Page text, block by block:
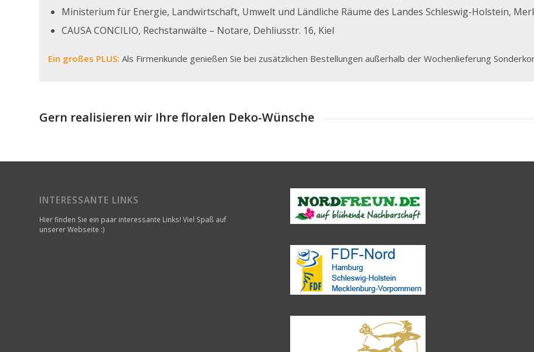
Ministerium für Energie, Landwirtschaft, Umwelt und Ländliche Räume des Landes Schleswig-Holstein,
CAUSA CONCILIO, Rechstanwälte – Notare, Dehliusstr. 16, Kiel
Ein großes PLUS: Als Firmenkunde genießen Sie bei zusätzlichen Bestellungen außerhalb der Wochenlieferung
Gern realisieren wir Ihre floralen Deko-Wünsche
INTERESSANTE LINKS
Hier finden Sie ein paar interessante Links! Viel Spaß auf
unserer Webseite :)